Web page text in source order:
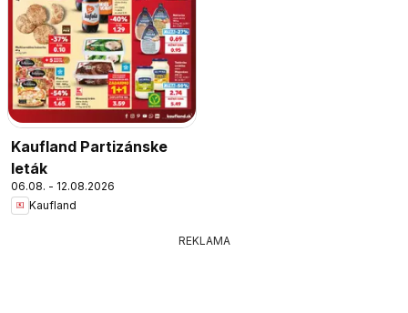
Kaufland Partizánske
leták
06.08. - 12.08.2026
Kaufland
REKLAMA